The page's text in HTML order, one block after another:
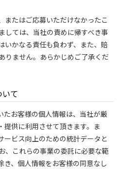
またはご応募いただけなかったこ
しては、当社の責めに帰すべき事
いかなる責任も負わず、また、賠
りません。あらかじめご了承くだ
て
たお客様の個人情報は、当社が厳
供に利用させて頂きます。ま
ービス向上のための統計データと
、これらの事業の委託に必要な範
、個人情報をお客様の同意なし